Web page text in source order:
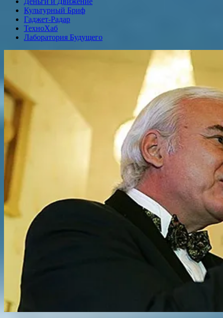
Культурный Бриф
Гаджет-Радар
ТехноХаб
Лаборатория Будущего